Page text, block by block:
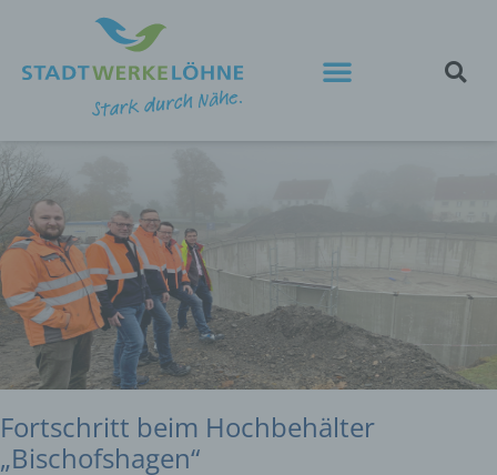
Fortschritt beim Hochbehälter
„Bischofshagen“